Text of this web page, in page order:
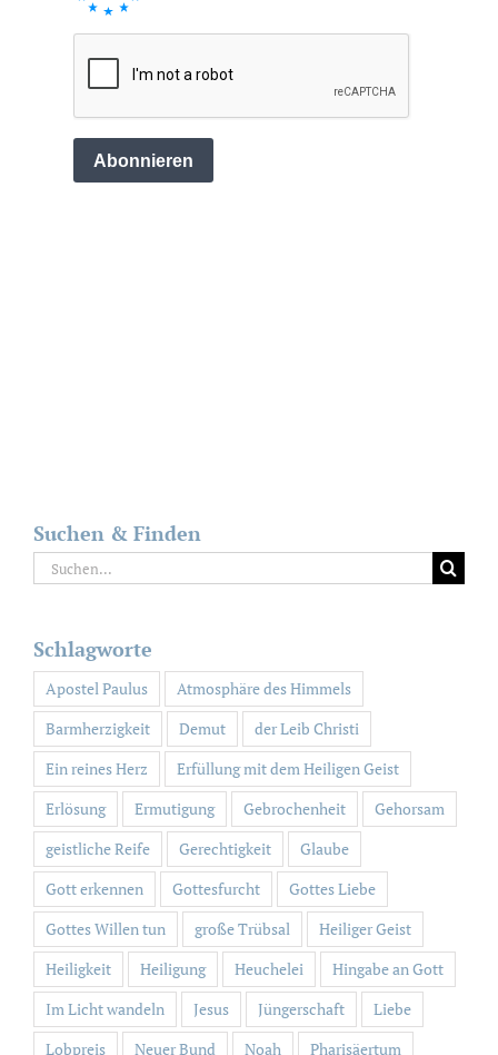
Suchen & Finden
Suche
nach:
Schlagworte
Apostel Paulus
Atmosphäre des Himmels
Barmherzigkeit
Demut
der Leib Christi
Ein reines Herz
Erfüllung mit dem Heiligen Geist
Erlösung
Ermutigung Gebrochenheit
Gehorsam
geistliche Reife
Gerechtigkeit
Glaube
Gott erkennen
Gottesfurcht
Gottes Liebe
Gottes Willen tun
große Trübsal
Heiliger Geist
Heiligkeit
Heiligung Heuchelei
Hingabe an Gott
Im Licht wandeln
Jesus Jüngerschaft
Liebe
Lobpreis
Neuer Bund Noah Pharisäertum